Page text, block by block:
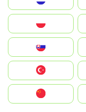
United States
中國香港特別行政區